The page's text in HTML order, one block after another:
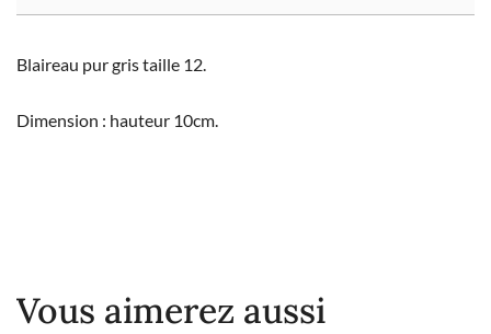
Blaireau pur gris taille 12.
Dimension : hauteur 10cm.
Vous aimerez aussi